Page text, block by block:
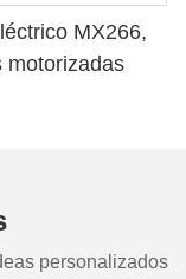
MX266,
motorizadas
personalizados